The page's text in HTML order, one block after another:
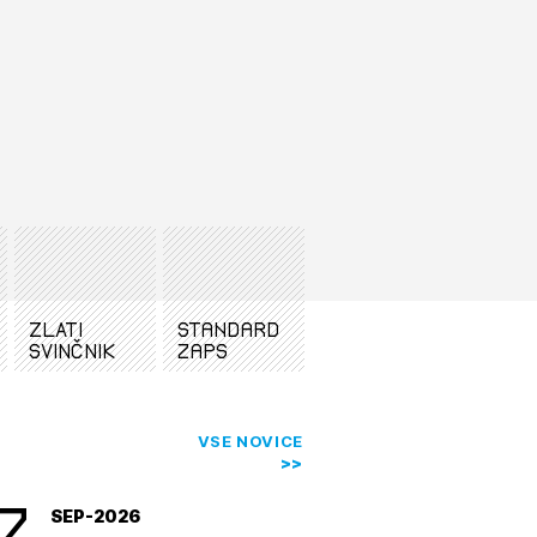
ZLATI
SVINČNIK
standard
zaps
VSE NOVICE
SEP-2026